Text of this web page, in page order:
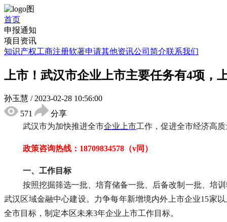
首页
申报通知
项目资讯
知识产权工商注册软著申请其他资讯公司简介联系我们
上市！武汉市企业上市主要任务有4项，
孙玉慧 / 2023-02-28 10:56:00
571
分享
武汉市为加快推进全市企业上市工作，促进全市经济高
政策咨询热线： 18709834578（v同）
一、工作目标
按照挖掘筛选一批、培育储备一批、后备改制一批、培
武汉区域金融中心建设。力争每年新增境内外上市企业15家
全市目标，制定本区未来3年企业上市工作目标。